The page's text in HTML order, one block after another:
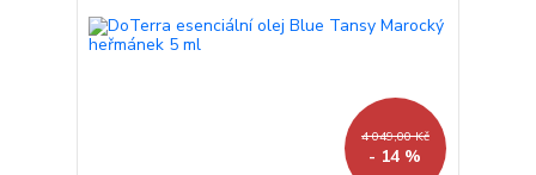
4 049,00 Kč
- 14 %